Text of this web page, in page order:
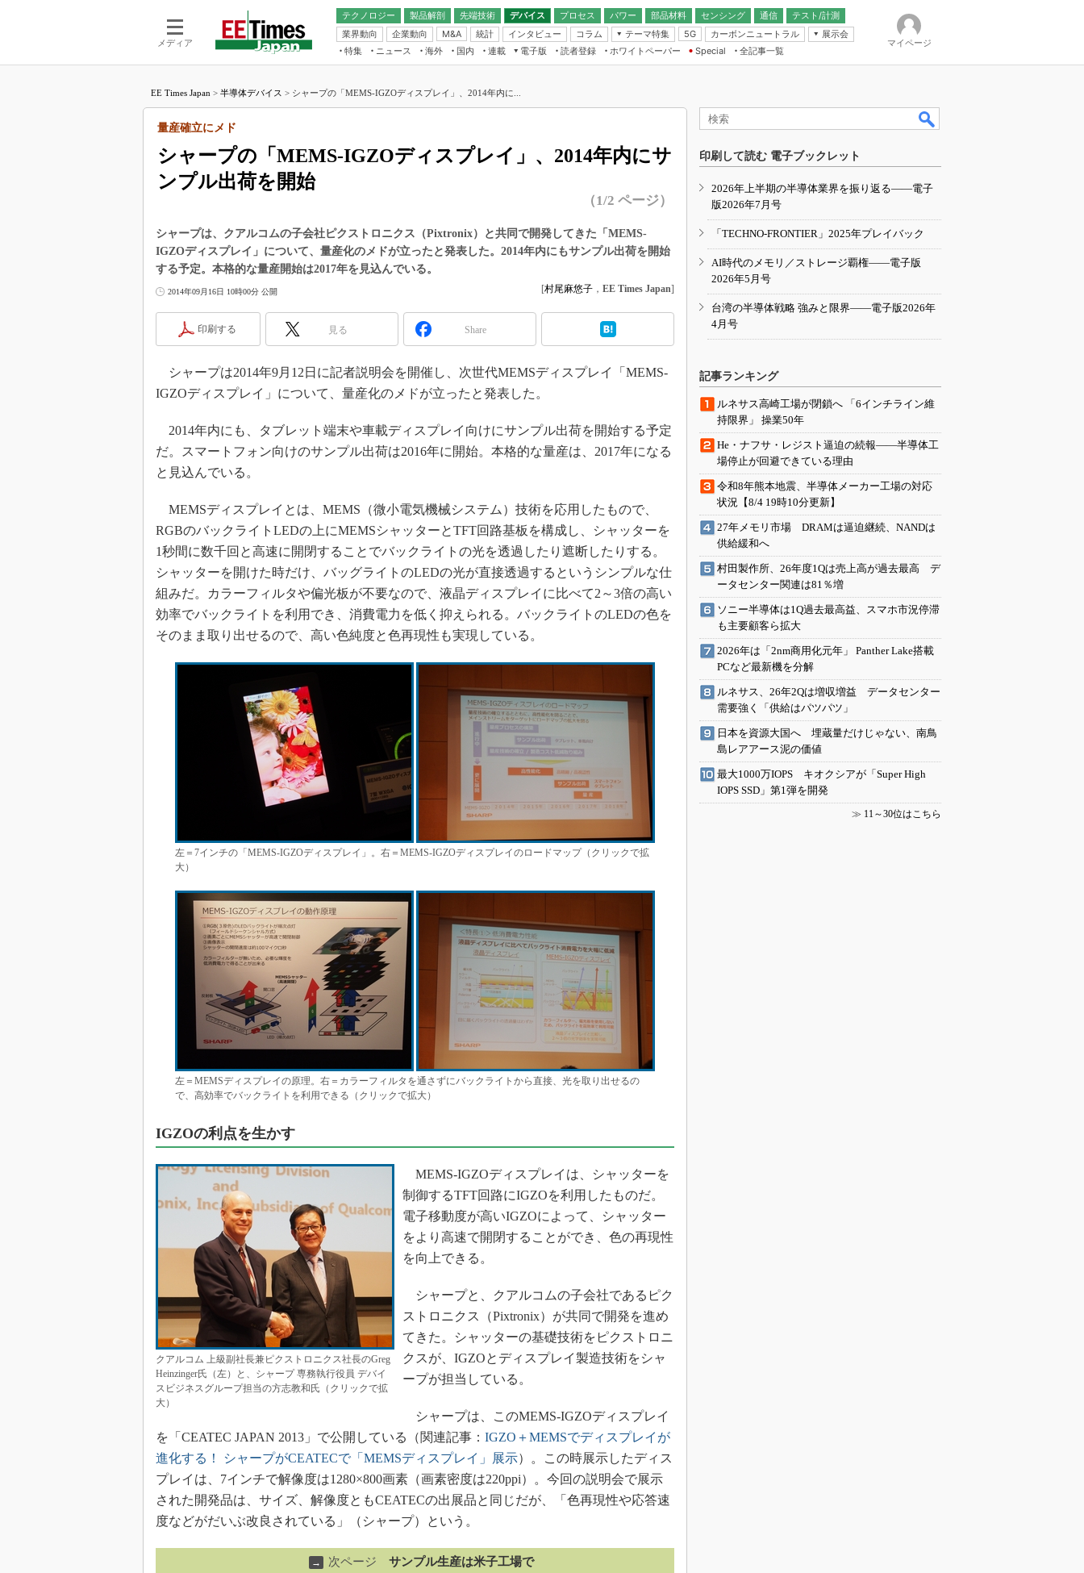
メディア
テクノロジー 製品解剖
先端技術
電池／エネルギー
デバイス
アナログ
マイコン
プロセス パワー 部品材料 センシング
通信
無線
テスト/計測
業界動向
企業動向 M&A 統計 インタビュー コラム
テーマ特集
フィジカルAI
読者調査（EE Times Research）
電源設計（EDN Japan）
エレクトロニクス入門（EDN
5G カーボンニュートラル
展示会
IoT・エッジコンピューティング
EXPO
TECHNO-FRONTIER
人とくるま展
特集 ニュース 海外 国内
連載
福田昭のデバイス通信
大山聡の業界スコープ
世界を「数字」で回してみよう
踊るバズワード ～Behind the
製品分解で探るアジアの新トレンド
光伝送技術を知る
“異端児エンジニア”が仕掛けた社内
イノベーションは日本を救うのか
JASA発IoT通信
「英語に愛されないエンジニア」の
ための新行動論
電子版
電子ブックレット
読者登録 ホワイトペーパー
Special
全記事一覧
マイページ
EE Times Japan > 半導体デバイス > シャープの「MEMS-IGZOディスプレイ」、2014年内に...
シャープの「MEMS-IGZOディスプレイ」、2014年内にサ
ンプル出荷を開始
量産確立にメド
（1/2 ページ）
シャープは、クアルコムの子会社ピクストロニクス（Pixtronix）と共同で開発してきた「MEMS-
IGZOディスプレイ」について、量産化のメドが立ったと発表した。2014年内にもサンプル出荷を開始
する予定。本格的な量産開始は2017年を見込んでいる。
2014年09月16日 10時00分 公開 [村尾麻悠子 ， EE Times Japan]
印刷する 見る Share
シャープは2014年9月12日に記者説明会を開催し、次世代MEMSディスプレイ「MEMS-
IGZOディスプレイ」について、量産化のメドが立ったと発表した。
2014年内にも、タブレット端末や車載ディスプレイ向けにサンプル出荷を開始する予定
だ。スマートフォン向けのサンプル出荷は2016年に開始。本格的な量産は、2017年になる
と見込んでいる。
MEMSディスプレイとは、MEMS（微小電気機械システム）技術を応用したもので、
RGBのバックライトLEDの上にMEMSシャッターとTFT回路基板を構成し、シャッターを
1秒間に数千回と高速に開閉することでバックライトの光を透過したり遮断したりする。
シャッターを開けた時だけ、バッグライトのLEDの光が直接透過するというシンプルな仕
組みだ。カラーフィルタや偏光板が不要なので、液晶ディスプレイに比べて2～3倍の高い
効率でバックライトを利用でき、消費電力を低く抑えられる。バックライトのLEDの色を
そのまま取り出せるので、高い色純度と色再現性も実現している。
左＝7インチの「MEMS-IGZOディスプレイ」。右＝MEMS-IGZOディスプレイのロードマップ（クリックで拡
大）
左＝MEMSディスプレイの原理。右＝カラーフィルタを通さずにバックライトから直接、光を取り出せるの
で、高効率でバックライトを利用できる（クリックで拡大）
IGZOの利点を生かす
クアルコム 上級副社長兼ピクストロニクス社長のGreg
Heinzinger氏（左）と、シャープ 専務執行役員 デバイ
スビジネスグループ担当の方志教和氏（クリックで拡
大）
MEMS-IGZOディスプレイは、シャッターを
制御するTFT回路にIGZOを利用したものだ。
電子移動度が高いIGZOによって、シャッター
をより高速で開閉することができ、色の再現性
を向上できる。
シャープと、クアルコムの子会社であるピク
ストロニクス（Pixtronix）が共同で開発を進め
てきた。シャッターの基礎技術をピクストロニ
クスが、IGZOとディスプレイ製造技術をシャ
ープが担当している。
シャープは、このMEMS-IGZOディスプレイ
を「CEATEC JAPAN 2013」で公開している（関連記事： IGZO＋MEMSでディスプレイが
進化する！ シャープがCEATECで「MEMSディスプレイ」展示）。この時展示したディス
プレイは、7インチで解像度は1280×800画素（画素密度は220ppi）。今回の説明会で展示
された開発品は、サイズ、解像度ともCEATECの出展品と同じだが、「色再現性や応答速
度などがだいぶ改良されている」（シャープ）という。
→ 次ページ サンプル生産は米子工場で
印刷して読む 電子ブックレット
2026年上半期の半導体業界を振り返る――電子
版2026年7月号
「TECHNO-FRONTIER」2025年プレイバック
AI時代のメモリ／ストレージ覇権――電子版
2026年5月号
台湾の半導体戦略 強みと限界――電子版2026年
4月号
記事ランキング
ルネサス高崎工場が閉鎖へ 「6インチライン維
持限界」 操業50年
He・ナフサ・レジスト逼迫の続報――半導体工
場停止が回避できている理由
令和8年熊本地震、半導体メーカー工場の対応
状況【8/4 19時10分更新】
27年メモリ市場 DRAMは逼迫継続、NANDは
供給緩和へ
村田製作所、26年度1Qは売上高が過去最高 デ
ータセンター関連は81％増
ソニー半導体は1Q過去最高益、スマホ市況停滞
も主要顧客ら拡大
2026年は「2nm商用化元年」 Panther Lake搭載
PCなど最新機を分解
ルネサス、26年2Qは増収増益 データセンター
需要強く「供給はパツパツ」
日本を資源大国へ 埋蔵量だけじゃない、南鳥
島レアアース泥の価値
最大1000万IOPS キオクシアが「Super High
IOPS SSD」第1弾を開発
≫ 11～30位はこちら